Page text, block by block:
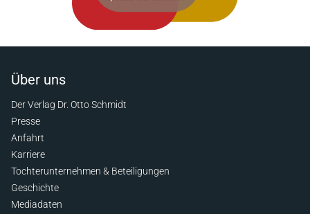
Über uns
Der Verlag Dr. Otto Schmidt
Presse
Anfahrt
Karriere
Tochterunternehmen & Beteiligungen
Geschichte
Mediadaten